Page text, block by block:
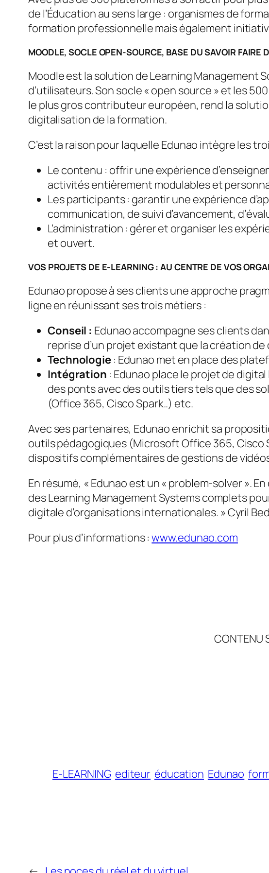
de l’Éducation au sens large : organismes de
formation professionnelle mais également
MOODLE, SOCLE OPEN-SOURCE, BASE DU SAVOIR FAIRE
Moodle est la solution de Learning Management
d’utilisateurs. Son socle « open source » et les
le plus gros contributeur européen, rend la
digitalisation de la formation.
C’est la raison pour laquelle Edunao intègre les
Le contenu : offrir une expérience
activités entièrement modulables et
Les participants : garantir une expérience
communication, de suivi d’avancement,
L’administration : gérer et organiser les
et ouvert.
VOS PROJETS DE E-LEARNING : AU CENTRE DE VOS
Edunao propose à ses clients une approche
ligne en réunissant ses trois métiers :
Conseil : Edunao accompagne ses clients
reprise d’un projet existant que la création
Technologie: Edunao met en place des
Intégration : Edunao place le projet de
des ponts avec des outils tiers tels que des
(Office 365, Cisco Spark..) etc.
Avec ses partenaires, Edunao enrichit sa
outils pédagogiques (Microsoft Office 365,
dispositifs complémentaires de gestions de
En résumé, « Edunao est un « problem-solver ».
des Learning Management Systems complets
digitale d’organisations internationales. »Cyril
Pour plus d’informations :www.edunao.com
CONTENU
E-LEARNING editeur éducation Edunao